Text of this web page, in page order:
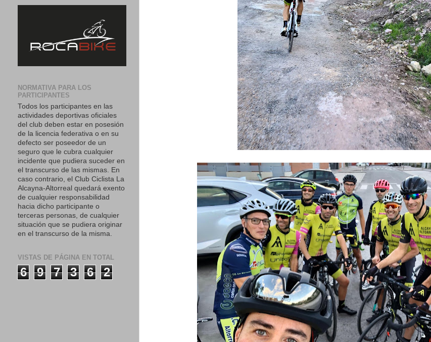
NORMATIVA PARA LOS
PARTICIPANTES
Todos los participantes en las
actividades deportivas oficiales
del club deben estar en posesión
de la licencia federativa o en su
defecto ser poseedor de un
seguro que le cubra cualquier
incidente que pudiera suceder en
el transcurso de las mismas. En
caso contrario, el Club Ciclista La
Alcayna-Altorreal quedará exento
de cualquier responsabilidad
hacia dicho participante o
terceras personas, de cualquier
situación que se pudiera originar
en el transcurso de la misma.
VISTAS DE PÁGINA EN TOTAL
6 9 7 3 6 2